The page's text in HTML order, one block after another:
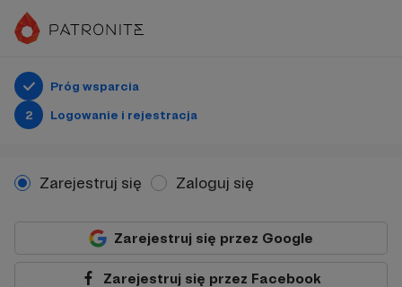
Próg wsparcia
2
Logowanie i rejestracja
Zarejestruj się Zaloguj się
Zarejestruj się przez Google
Zarejestruj się przez Facebook